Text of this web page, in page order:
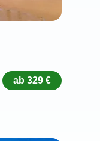
ab 329 €